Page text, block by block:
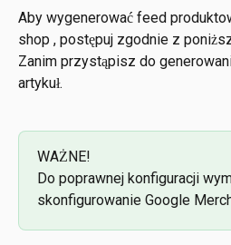
Aby wygenerować feed
shop , postępuj zgodnie z
Zanim przystąpisz do
artykuł.
WAŻNE!
Do poprawnej konfiguracji
skonfigurowanie Google